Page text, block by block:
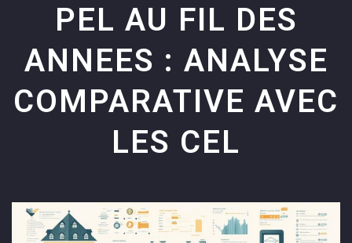
PEL AU FIL DES
ANNEES : ANALYSE
COMPARATIVE AVEC
LES CEL